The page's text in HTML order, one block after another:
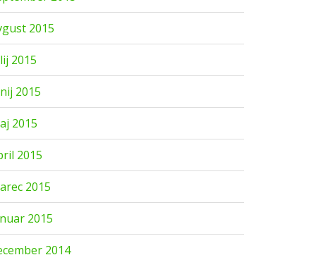
2015
2015
2015
2015
2015
2015
2015
2014